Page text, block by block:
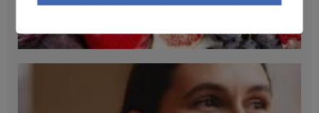
NICOLAS GUGGENBÜHL